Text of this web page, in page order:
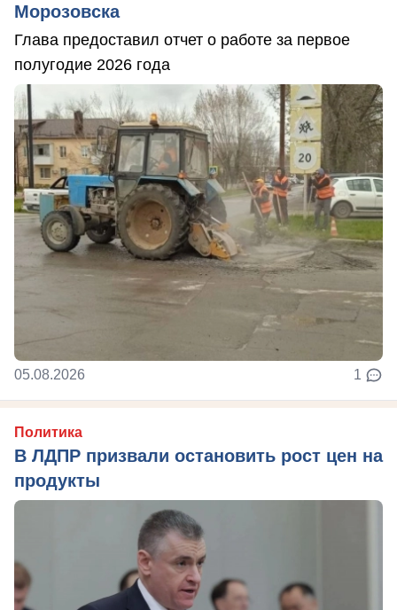
Морозовска
Глава предоставил отчет о работе за первое
полугодие 2026 года
05.08.2026 1
Политика
В ЛДПР призвали остановить рост цен на
продукты